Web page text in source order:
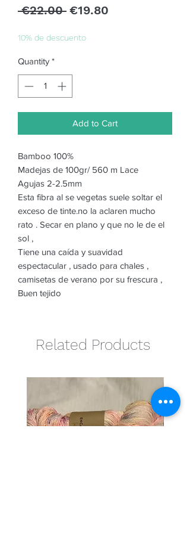
€22.00 Regular
€19.80
10% de descuento
Quantity *
Add to Cart
Bamboo 100%
Madejas de 100gr/ 560 m Lace
Agujas 2-2.5mm
Esta fibra al se vegetas suele soltar el
exceso de tinte.no la aclaren mucho
rato . Secar en plano y que no le de el
sol ,
Tiene una caída y suavidad
espectacular , usado para chales ,
camisetas de verano por su frescura ,
Buen tejido
Related Products